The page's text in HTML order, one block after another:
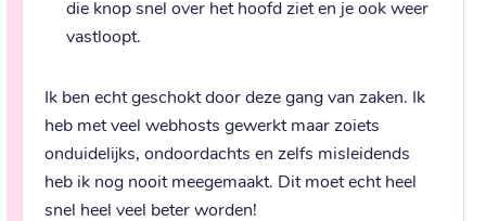
die knop snel over het hoofd ziet en je ook weer
vastloopt.
Ik ben echt geschokt door deze gang van zaken. Ik
heb met veel webhosts gewerkt maar zoiets
onduidelijks, ondoordachts en zelfs misleidends
heb ik nog nooit meegemaakt. Dit moet echt heel
snel heel veel beter worden!